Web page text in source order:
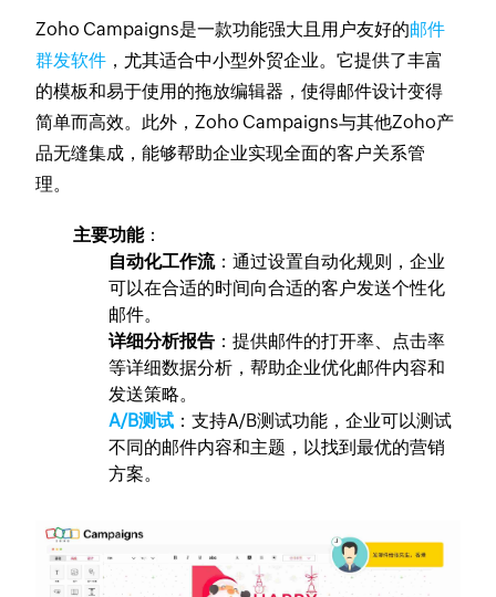
Zoho Campaigns是一款功能强大且用户友好的邮件
群发软件 ，尤其适合中小型外贸企业。它提供了丰富
的模板和易于使用的拖放编辑器，使得邮件设计变得
简单而高效。此外，Zoho Campaigns与其他Zoho产
品无缝集成，能够帮助企业实现全面的客户关系管
理。
主要功能：
自动化工作流：通过设置自动化规则，企业
可以在合适的时间向合适的客户发送个性化
邮件。
详细分析报告 ：提供邮件的打开率、点击率
等详细数据分析，帮助企业优化邮件内容和
发送策略。
A/B测试 ：支持A/B测试功能，企业可以测试
不同的邮件内容和主题，以找到最优的营销
方案。